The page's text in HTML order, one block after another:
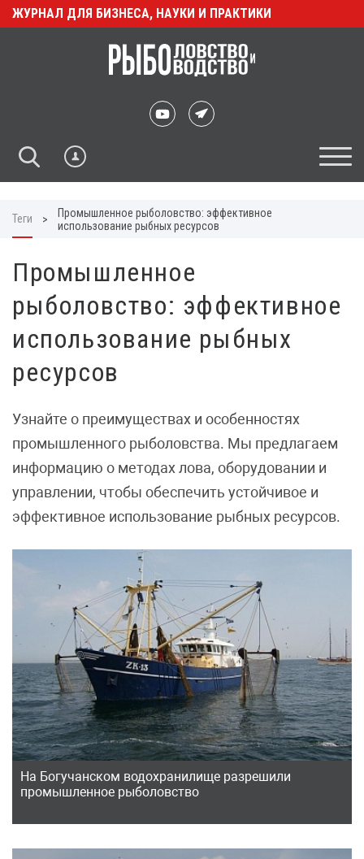
ЖУРНАЛ ДЛЯ БИЗНЕСА, НАУКИ И ПРАКТИКИ
Теги >
Промышленное рыболовство: эффективное
использование рыбных ресурсов
Промышленное
рыболовство: эффективное
использование рыбных
ресурсов
Узнайте о преимуществах и особенностях
промышленного рыболовства. Мы предлагаем
информацию о методах лова, оборудовании и
управлении, чтобы обеспечить устойчивое и
эффективное использование рыбных ресурсов.
На Богучанском водохранилище разрешили
промышленное рыболовство